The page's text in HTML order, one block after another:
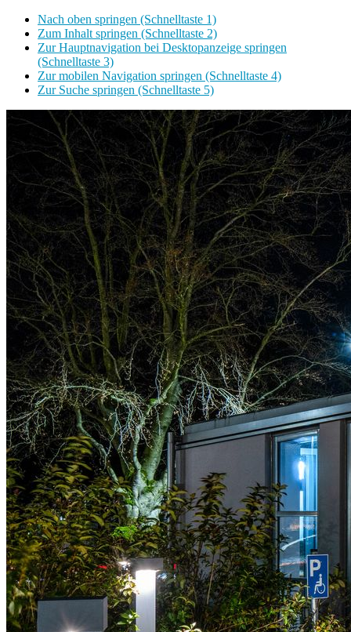
Nach oben springen (Schnelltaste 1)
Zum Inhalt springen (Schnelltaste 2)
Zur Hauptnavigation bei Desktopanzeige springen
(Schnelltaste 3)
Zur mobilen Navigation springen (Schnelltaste 4)
Zur Suche springen (Schnelltaste 5)